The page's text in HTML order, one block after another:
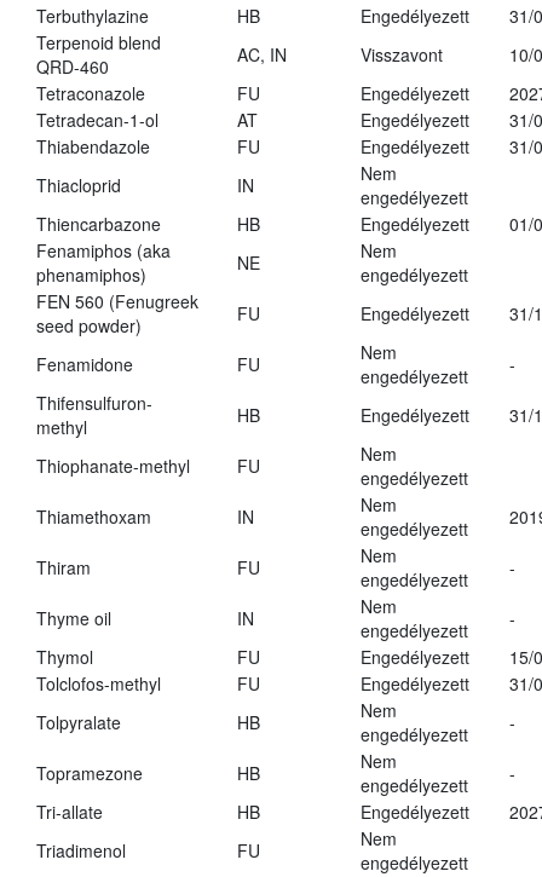
Terbuthylazine
HB Engedélyezett
31/
Terpenoid blend
QRD-460
AC, IN Visszavont
10/
Tetraconazole
FU Engedélyezett
Tetradecan-1-ol
AT Engedélyezett
31/
Thiabendazole
FU Engedélyezett
31/
Thiacloprid
IN
Nem
engedélyezett
Thiencarbazone
HB Engedélyezett
01/
Fenamiphos (aka
phenamiphos)
NE
Nem
engedélyezett
FEN 560 (Fenugreek
seed powder)
FU Engedélyezett 31/
Fenamidone FU
Nem
engedélyezett
-
Thifensulfuron-
methyl
HB Engedélyezett 31/
Thiophanate-methyl FU
Nem
engedélyezett
Thiamethoxam
IN
Nem
engedélyezett
Thiram FU
Nem
engedélyezett
-
Thyme oil IN
Nem
engedélyezett
-
Thymol
FU Engedélyezett
15/
Tolclofos-methyl
FU Engedélyezett
31/
Tolpyralate
HB
Nem
engedélyezett
-
Topramezone HB
Nem
engedélyezett
-
Tri-allate
HB Engedélyezett
Triadimenol
FU
Nem
engedélyezett